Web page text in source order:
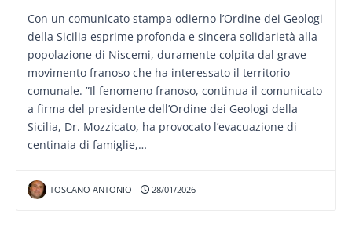
Con un comunicato stampa odierno l’Ordine dei Geologi
della Sicilia esprime profonda e sincera solidarietà alla
popolazione di Niscemi, duramente colpita dal grave
movimento franoso che ha interessato il territorio
comunale. ”Il fenomeno franoso, continua il comunicato
a firma del presidente dell’Ordine dei Geologi della
Sicilia, Dr. Mozzicato, ha provocato l’evacuazione di
centinaia di famiglie,…
TOSCANO ANTONIO 28/01/2026